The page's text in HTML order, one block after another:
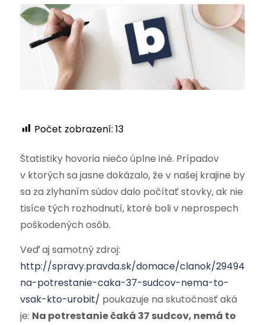
Počet zobrazení: 13
Štatistiky hovoria niečo úplne iné. Prípadov
v ktorých sa jasne dokázalo, že v našej krajine by
sa za zlyhaním súdov dalo počítať stovky, ak nie
tisíce tých rozhodnutí, ktoré boli v neprospech
poškodených osôb.
Veď aj samotný zdroj:
http://spravy.pravda.sk/domace/clanok/294941-
na-potrestanie-caka-37-sudcov-nema-to-
vsak-kto-urobit/ poukazuje na skutočnosť aká
je: Na potrestanie čaká 37 sudcov, nemá to